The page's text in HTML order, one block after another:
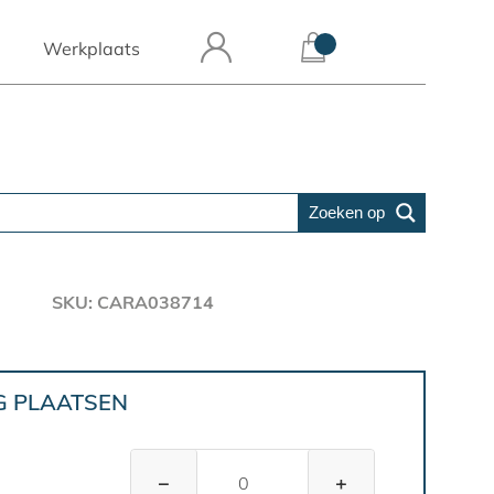
Werkplaats
Zoeken op
SKU: CARA038714
PLAATSEN
− +